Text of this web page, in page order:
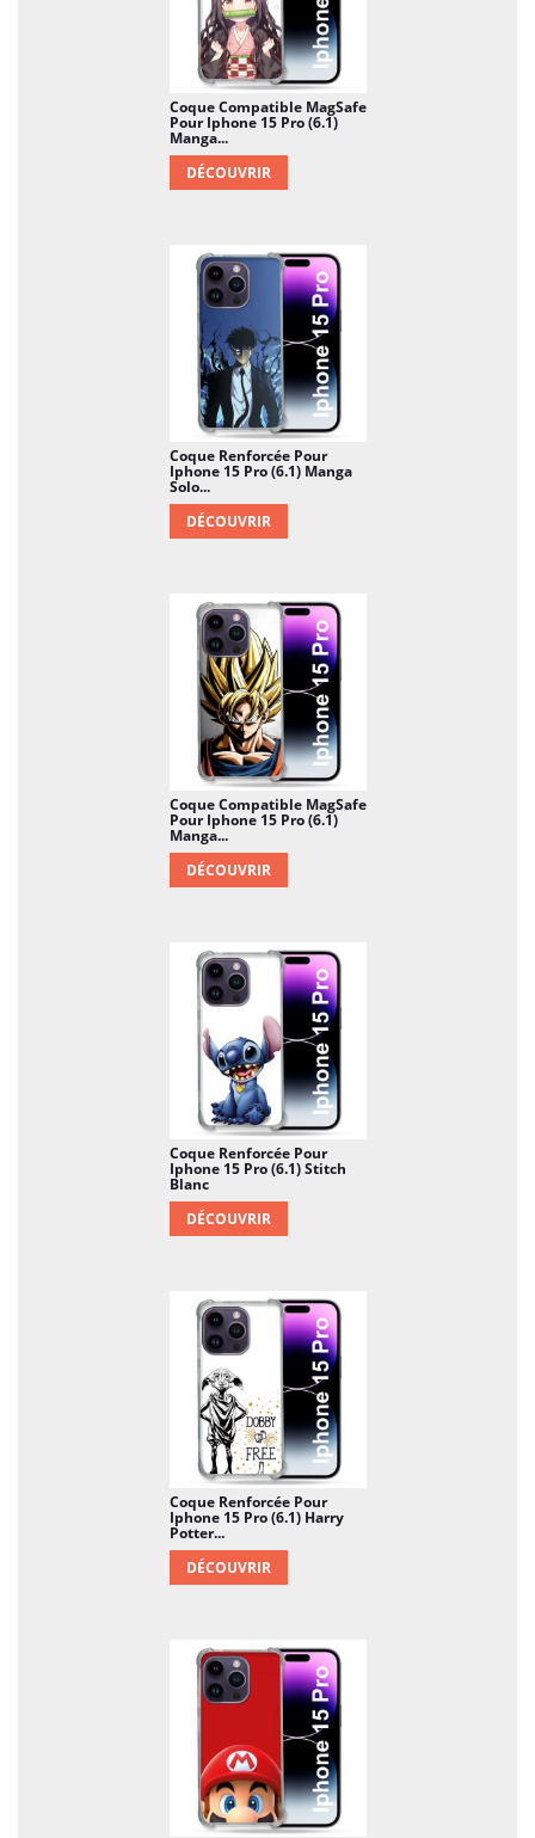
(6.1) sera beaucoup plus plaisant…
Coque Compatible MagSafe
Pour Iphone 15 Pro (6.1)
Manga...
DÉCOUVRIR
Coque Renforcée Pour
Iphone 15 Pro (6.1) Manga
Solo...
DÉCOUVRIR
Coque Compatible MagSafe
Pour Iphone 15 Pro (6.1)
Manga...
DÉCOUVRIR
Coque Renforcée Pour
Iphone 15 Pro (6.1) Stitch
Blanc
DÉCOUVRIR
Coque Renforcée Pour
Iphone 15 Pro (6.1) Harry
Potter...
DÉCOUVRIR